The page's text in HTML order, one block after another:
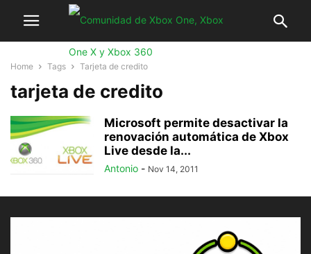
Home Tags Tarjeta de credito
tarjeta de credito
Microsoft permite desactivar la
renovación automática de Xbox
Live desde la...
Antonio - Nov 14, 2011